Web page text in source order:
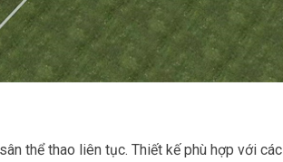
thể thao liên tục. Thiết kế phù hợp với các